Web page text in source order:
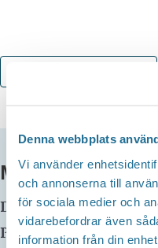
Denna webbplats
Vi använder
och annonserna till
för sociala medier och
vidarebefordrar även
information från din
MER INFO
Datum: 11 mars, 2024
Plats:
Borensbergs